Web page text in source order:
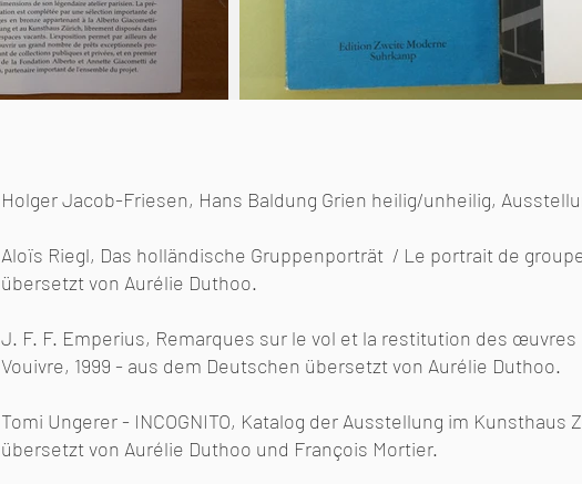
Holger Jacob-Friesen, Hans Baldung Grien heilig/unheilig,
Aloïs Riegl, Das holländische Gruppenporträt / Le portrait de
übersetzt von Aurélie Duthoo.
J. F. F. Emperius, Remarques sur le vol et la restitution des
Vouivre, 1999 - aus dem Deutschen übersetzt von Aurélie Duthoo.
Tomi Ungerer - INCOGNITO, Katalog der Ausstellung im Kunsthaus
übersetzt von Aurélie Duthoo und François Mortier.